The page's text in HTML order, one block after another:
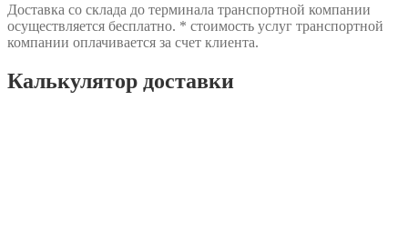
Доставка со склада до терминала транспортной компании
осуществляется бесплатно. * стоимость услуг транспортной
компании оплачивается за счет клиента.
Калькулятор доставки